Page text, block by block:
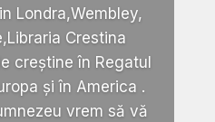
Londra,Wembley,
Crestina
creștine în Regatul
și în America .
vrem să vă